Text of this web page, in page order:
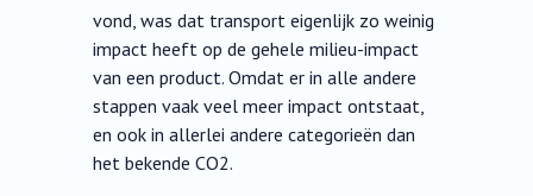
vond, was dat transport eigenlijk zo weinig
impact heeft op de gehele milieu-impact
van een product. Omdat er in alle andere
stappen vaak veel meer impact ontstaat,
en ook in allerlei andere categorieën dan
het bekende CO2.